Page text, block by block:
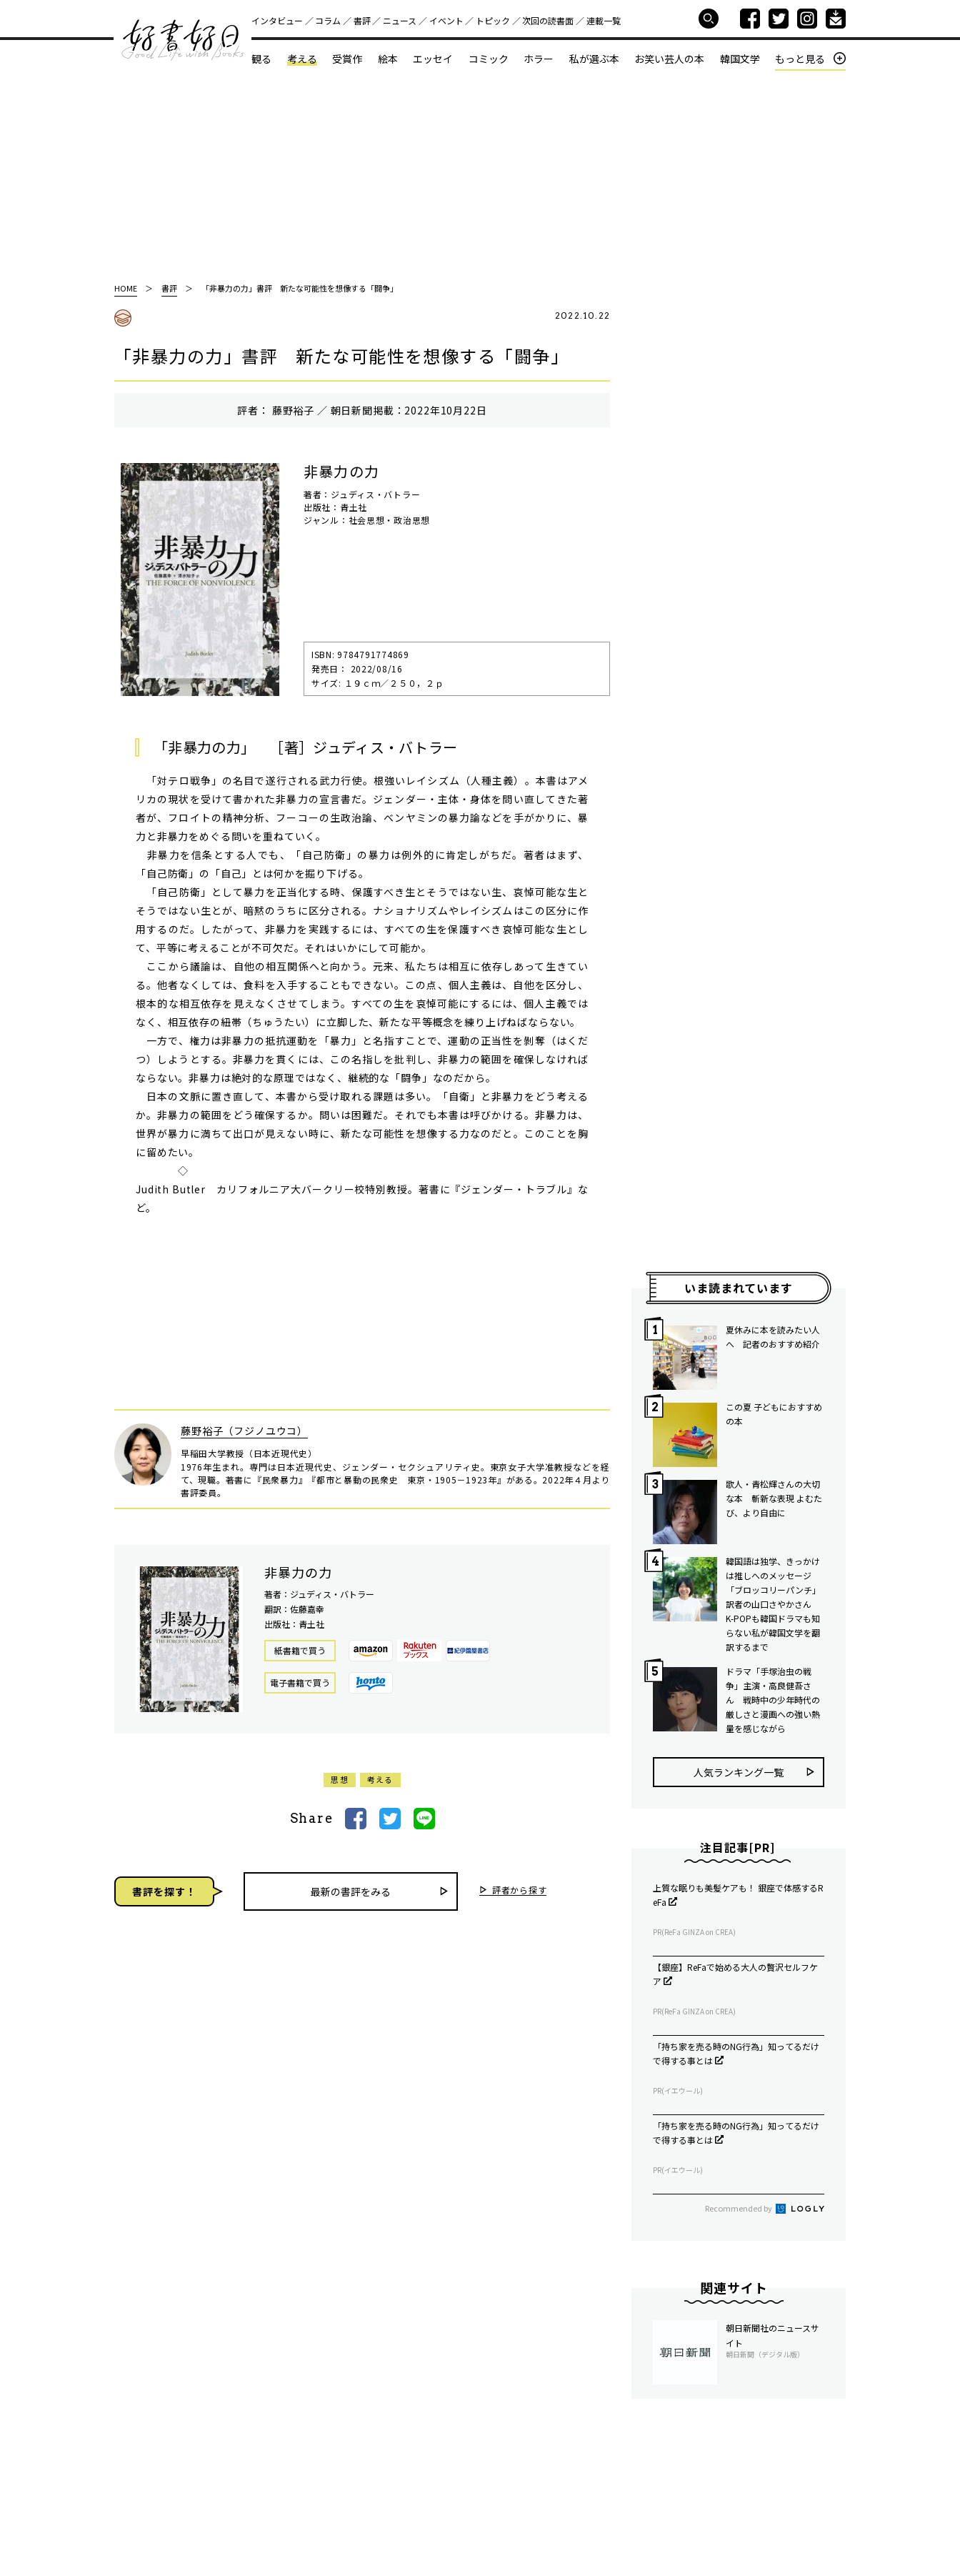
好書好日
インタビュー コラム 書評 ニュース イベント トピック 次回の読書⾯ 連載一覧
観る 考える 受賞作 絵本 エッセイ コミック ホラー 私が選ぶ本 お笑い芸人の本 韓国文学 もっと見る
HOME 書評 「非暴力の力」書評 新たな可能性を想像する「闘争」
2022.10.22
「非暴力の力」書評 新たな可能性を想像する「闘争」
評者： 藤野裕子 ／ 朝⽇新聞掲載：2022年10月22日
非暴力の力
著者：ジュディス・バトラー
出版社：青土社
ジャンル：社会思想・政治思想
ISBN: 9784791774869
発売⽇： 2022/08/16
サイズ: １９ｃｍ／２５０，２ｐ
「非暴力の力」 ［著］ジュディス・バトラー
「対テロ戦争」の名目で遂行される武力行使。根強いレイシズム（人種主義）。本書はアメ
リカの現状を受けて書かれた非暴力の宣言書だ。ジェンダー・主体・身体を問い直してきた著
者が、フロイトの精神分析、フーコーの生政治論、ベンヤミンの暴力論などを手がかりに、暴
力と非暴力をめぐる問いを重ねていく。
非暴力を信条とする人でも、「自己防衛」の暴力は例外的に肯定しがちだ。著者はまず、
「自己防衛」の「自己」とは何かを掘り下げる。
「自己防衛」として暴力を正当化する時、保護すべき生とそうではない生、哀悼可能な生と
そうではない生とが、暗黙のうちに区分される。ナショナリズムやレイシズムはこの区分に作
用するのだ。したがって、非暴力を実践するには、すべての生を保護すべき哀悼可能な生とし
て、平等に考えることが不可欠だ。それはいかにして可能か。
ここから議論は、自他の相互関係へと向かう。元来、私たちは相互に依存しあって生きてい
る。他者なくしては、食料を入手することもできない。この点、個人主義は、自他を区分し、
根本的な相互依存を見えなくさせてしまう。すべての生を哀悼可能にするには、個人主義では
なく、相互依存の紐帯（ちゅうたい）に立脚した、新たな平等概念を練り上げねばならない。
一方で、権力は非暴力の抵抗運動を「暴力」と名指すことで、運動の正当性を剝奪（はくだ
つ）しようとする。非暴力を貫くには、この名指しを批判し、非暴力の範囲を確保しなければ
ならない。非暴力は絶対的な原理ではなく、継続的な「闘争」なのだから。
日本の文脈に置き直して、本書から受け取れる課題は多い。「自衛」と非暴力をどう考える
か。非暴力の範囲をどう確保するか。問いは困難だ。それでも本書は呼びかける。非暴力は、
世界が暴力に満ちて出口が見えない時に、新たな可能性を想像する力なのだと。このことを胸
に留めたい。
◇
Judith Butler カリフォルニア大バークリー校特別教授。著書に『ジェンダー・トラブル』な
ど。
藤野裕子（フジノユウコ）
早稲田大学教授（日本近現代史）
1976年生まれ。専門は日本近現代史、ジェンダー・セクシュアリティ史。東京女子大学准教授などを経
て、現職。著書に『民衆暴力』『都市と暴動の民衆史 東京・1905－1923年』がある。2022年４月より
書評委員。
非暴力の力
著者：ジュディス・バトラー
翻訳：佐藤嘉幸
出版社：青土社
紙書籍で買う
電⼦書籍で買う
思想 考える
Share
書評を探す！ 最新の書評をみる 評者から探す
いま読まれています
夏休みに本を読みたい人
へ 記者のおすすめ紹介
この夏 子どもにおすすめ
の本
歌人・青松輝さんの大切
な本 斬新な表現 よむた
び、より自由に
韓国語は独学、きっかけ
は推しへのメッセージ
「ブロッコリーパンチ」
訳者の山口さやかさん
K-POPも韓国ドラマも知
らない私が韓国文学を翻
訳するまで
ドラマ「手塚治虫の戦
争」主演・高良健吾さ
ん 戦時中の少年時代の
厳しさと漫画への強い熱
量を感じながら
人気ランキング⼀覧
注目記事[PR]
上質な眠りも美髪ケアも！ 銀座で体感するR
eFa
PR(ReFa GINZA on CREA)
【銀座】ReFaで始める大人の贅沢セルフケ
ア
PR(ReFa GINZA on CREA)
「持ち家を売る時のNG行為」知ってるだけ
で得する事とは
PR(イエウール)
「持ち家を売る時のNG行為」知ってるだけ
で得する事とは
PR(イエウール)
Recommended by
関連サイト
朝日新聞社のニュースサ
イト
朝日新聞（デジタル版）